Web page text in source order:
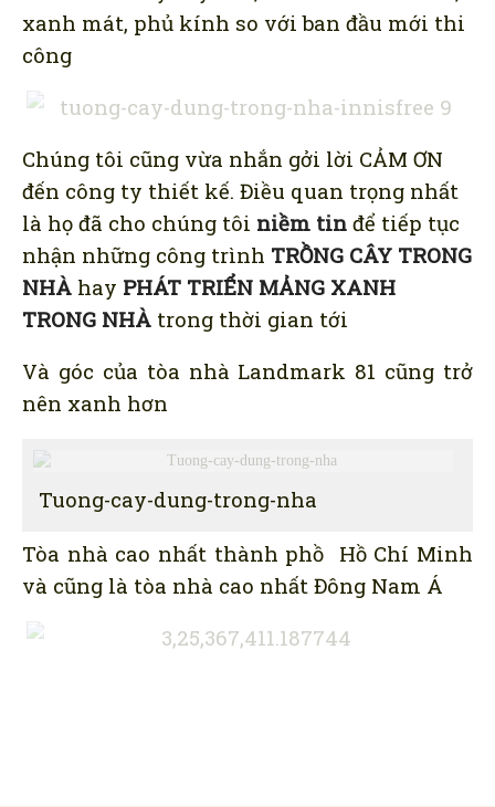
xanh mát, phủ kính so với ban đầu mới thi
công
Chúng tôi cũng vừa nhắn gởi lời CẢM ƠN
đến công ty thiết kế. Điều quan trọng nhất
là họ đã cho chúng tôi niềm tin để tiếp tục
nhận những công trình TRỒNG CÂY TRONG
NHÀ hay PHÁT TRIỂN MẢNG XANH
TRONG NHÀ trong thời gian tới
Và góc của tòa nhà Landmark 81 cũng trở
nên xanh hơn
Tuong-cay-dung-trong-nha
Tòa nhà cao nhất thành phồ Hồ Chí Minh
và cũng là tòa nhà cao nhất Đông Nam Á